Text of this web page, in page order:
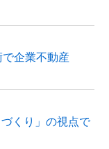
企業不動産
くり」の視点で